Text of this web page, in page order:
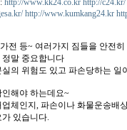
: http://www.kk24.co.kr http://c24.kr/
http://www.kumkang24.kr
전 등~ 여러가지 짐들을 안전
말 중요합니다
의 위험도 있고 파손당하는 일
해야 하는데요~
체인지, 파손이나 화물운송배
있습니다.